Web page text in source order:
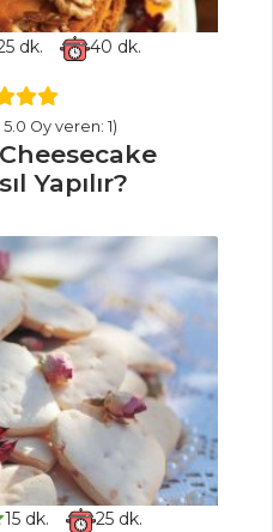
dk. 40 dk.
Oy veren: 1)
Yapılır?
15dk. 25dk.